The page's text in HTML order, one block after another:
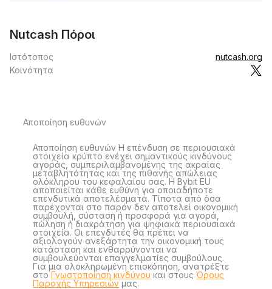
Nutcash Πόροι
Ιστότοπος
nutcash.org
Κοινότητα
Αποποίηση ευθυνών
Αποποίηση ευθυνών Η επένδυση σε περιουσιακά
στοιχεία κρύπτο ενέχει σημαντικούς κινδύνους
αγοράς, συμπεριλαμβανομένης της ακραίας
μεταβλητότητας και της πιθανής απώλειας
ολόκληρου του κεφαλαίου σας. Η Bybit EU
αποποιείται κάθε ευθύνη για οποιαδήποτε
επενδυτικά αποτελέσματα. Τίποτα από όσα
παρέχονται στο παρόν δεν αποτελεί οικονομική
συμβουλή, σύσταση ή προσφορά για αγορά,
πώληση ή διακράτηση για ψηφιακά περιουσιακά
στοιχεία. Οι επενδυτές θα πρέπει να
αξιολογούν ανεξάρτητα την οικονομική τους
κατάσταση και ενθαρρύνονται να
συμβουλεύονται επαγγελματίες συμβούλους.
Για μια ολοκληρωμένη επισκόπηση, ανατρέξτε
στοΓνωστοποίηση κινδύνου και στους Όρους
Παροχής Υπηρεσιών μας.